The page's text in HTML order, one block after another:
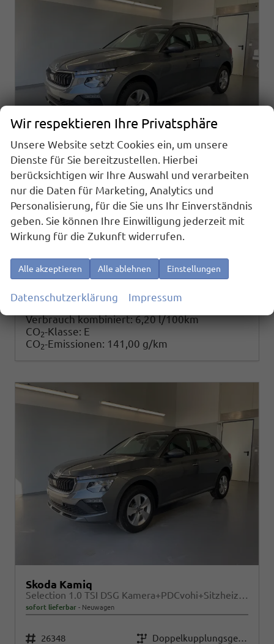
Skoda Kamiq
sofort lieferbar Neuwagen
25919
85 kW (116 PS) 20 km
25.780,– € Details
Verbrauch kombiniert:6,20 l/100km
CO2-Klasse: E
CO2-Emissionen: 141,00 g/km
Skoda Kamiq
Selection 1.0 TSI DSG Kamera+PDCvohi+Sitzheizung+AppConnect+Sunset+Alu16
sofort lieferbar Neuwagen
Fahrzeugnr. 26348 Getriebe
Doppelkupplungsgetriebe (DSG)
Wir respektieren Ihre Privatsphäre
Unsere Website setzt Cookies ein, um unsere
Dienste für Sie bereitzustellen. Hierbei
berücksichtigen wir Ihre Auswahl und verarbeiten
nur die Daten für Marketing, Analytics und
Personalisierung, für die Sie uns Ihr Einverständnis
geben. Sie können Ihre Einwilligung jederzeit mit
Wirkung für die Zukunft widerrufen.
Alle akzeptieren Alle ablehnen Einstellungen
Datenschutzerklärung Impressum